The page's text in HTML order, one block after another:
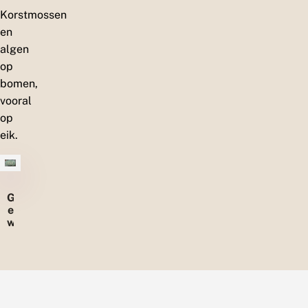
Korstmossen
en
algen
op
bomen,
vooral
op
eik.
G
e
w
k